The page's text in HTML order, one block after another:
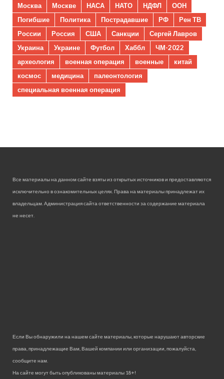
Москва
Москве НАСА НАТО НДФЛ
ООН
Погибшие
Политика Пострадавшие РФ
Рен ТВ
России
Россия США Санкции
Сергей Лавров
Украина
Украине Футбол Хаббл
ЧМ-2022
археология
военная операция военные
китай
космос
медицина
палеонтология
специальная военная операция
Все материалы на данном сайте взяты из открытых источников и предоставляются
исключительно в ознакомительных целях. Права на материалы принадлежат их
владельцам. Администрация сайта ответственности за содержание материала
не несет.
Если Вы обнаружили на нашем сайте материалы, которые нарушают авторские
права, принадлежащие Вам, Вашей компании или организации, пожалуйста,
сообщите нам.
На сайте могут быть опубликованы материалы 18+!